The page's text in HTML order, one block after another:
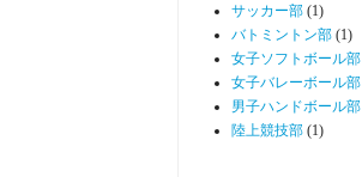
サッカー部 (1)
バトミントン部 (1)
女子ソフトボール部
女子バレーボール部
男子ハンドボール部
陸上競技部 (1)